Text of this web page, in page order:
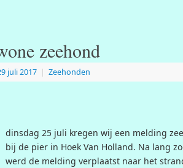
zeehond
juli 2017 | Zeehonden
dinsdag 25 juli kregen wij een melding
bij de pier in Hoek Van Holland. Na lang
werd de melding verplaatst naar het